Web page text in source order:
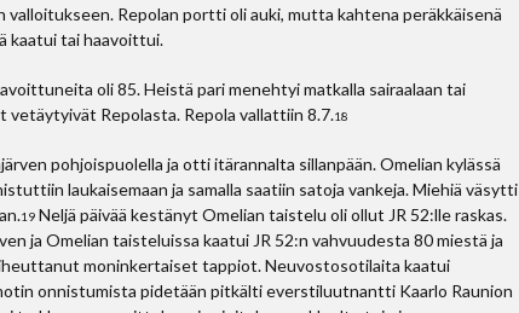
Repolan portti oli auki, mutta kahtena peräkkäisenä
kaatui tai haavoittui.
oli 85. Heistä pari menehtyi matkalla sairaalaan tai
vetäytyivät Repolasta. Repola vallattiin 8.7.18
pohjoispuolella ja otti itärannalta sillanpään. Omelian kylässä
laukaisemaan ja samalla saatiin satoja vankeja. Miehiä väsytti
19 Neljä päivää kestänyt Omelian taistelu oli ollut JR 52:lle raskas.
ja Omelian taisteluissa kaatui JR 52:n vahvuudesta 80 miestä ja
moninkertaiset tappiot. Neuvostosotilaita kaatui
onnistumista pidetään pitkälti everstiluutnantti Kaarlo Raunion